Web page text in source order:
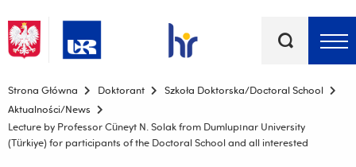
kluczowe
Menu - górna belka
Strona Główna Doktorant
Szkoła Doktorska/Doctoral School
Aktualności/News
Lecture by Professor Cüneyt N. Solak from Dumlupınar University
(Türkiye) for participants of the Doctoral School and all interested